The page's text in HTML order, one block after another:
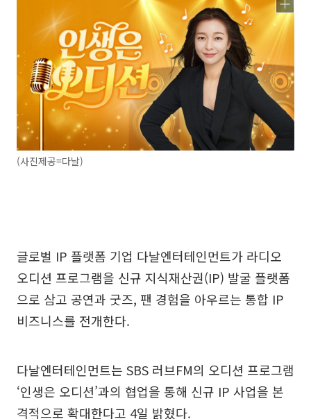
(사진제공=다날)
글로벌 IP 플랫폼 기업 다날엔터테인먼트가 라디오
오디션 프로그램을 신규 지식재산권(IP) 발굴 플랫폼
으로 삼고 공연과 굿즈, 팬 경험을 아우르는 통합 IP
비즈니스를 전개한다.
다날엔터테인먼트는 SBS 러브FM의 오디션 프로그램
‘인생은 오디션’과의 협업을 통해 신규 IP 사업을 본
격적으로 확대한다고 4일 밝혔다.